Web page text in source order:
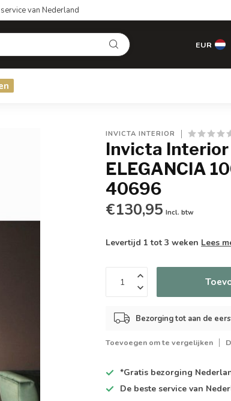
service van Nederland
EUR
INVICTA INTERIOR
Invicta
ELEGANCIA
40696
€130,95 Incl. btw
Levertijd 1 tot 3 weken Lees
Bezorging tot aan de
Toevoegen om te vergelijken
*Gratis bezorging
De beste service van